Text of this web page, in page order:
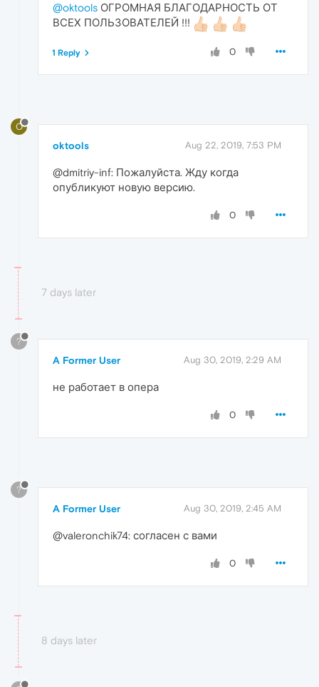
@oktools ОГРОМНАЯ БЛАГОДАРНОСТЬ ОТ
ВСЕХ ПОЛЬЗОВАТЕЛЕЙ !!!
0
1 Reply
O
oktools Aug 22, 2019, 7:53 PM
@dmitriy-inf: Пожалуйста. Жду когда
опубликуют новую версию.
0
7 days later
?
A Former User Aug 30, 2019, 2:29 AM
не работает в опера
0
?
A Former User Aug 30, 2019, 2:45 AM
@valeronchik74: согласен с вами
0
8 days later